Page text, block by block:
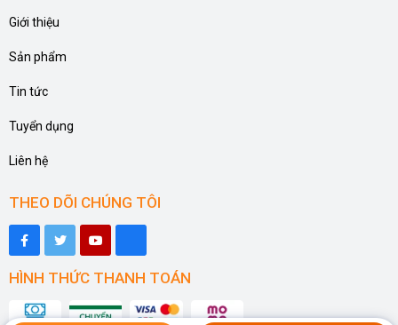
Giới thiệu
Sản phẩm
Tin tức
Tuyển dụng
Liên hệ
THEO DÕI CHÚNG TÔI
HÌNH THỨC THANH TOÁN